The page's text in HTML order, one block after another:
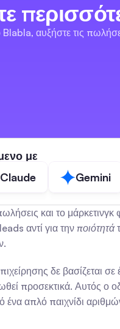
με
Claude Gemini
και το
αντί για την ποιότητά
δε βασίζεται
προσεκτικά. Αυτός
ένα απλό παιχνίδι
Blabla, αυξήστε τις